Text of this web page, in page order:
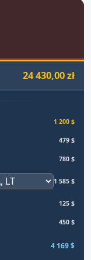
24 430,00 zł
1 200 $
479 $
780 $
1 585 $
125 $
450 $
4 169 $